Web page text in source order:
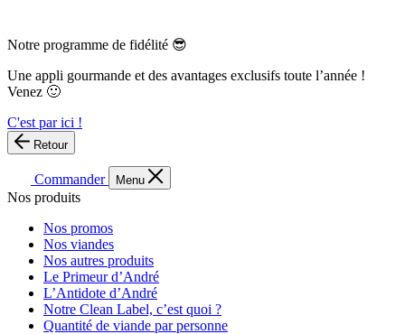
Notre programme de fidélité 😎
Une appli gourmande et des avantages exclusifs toute l’année !
Venez 🙂
C'est par ici !
Retour
Commander Menu
Nos produits
Nos promos
Nos viandes
Nos autres produits
Le Primeur d’André
L’Antidote d’André
Notre Clean Label, c’est quoi ?
Quantité de viande par personne